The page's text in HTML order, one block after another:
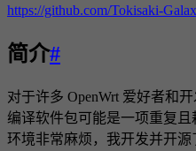
https://github.com/Tokisaki-
简介#
对于许多 OpenWrt 爱好者和
编译软件包可能是一项重复
环境非常麻烦，我开发并开源